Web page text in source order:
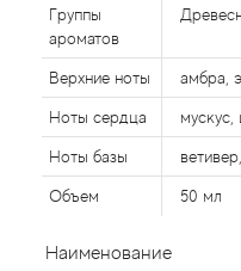
Группы
ароматов
Верхние ноты амбра,
Ноты сердца
Ноты базы
Объем 50 мл
Наименование
Agonist
Aigner
Aj Arabia (Widian)